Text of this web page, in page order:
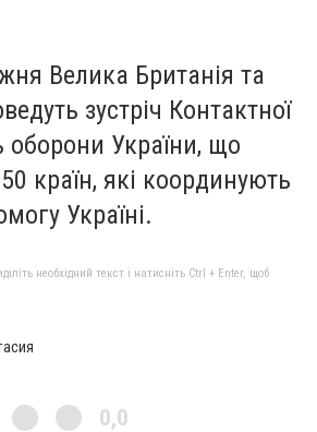
Велика Британія та
зустріч Контактної
оборони України, що
країн, які координують
Україні.
необхідний текст і натисніть Ctrl + Enter, щоб
0,0